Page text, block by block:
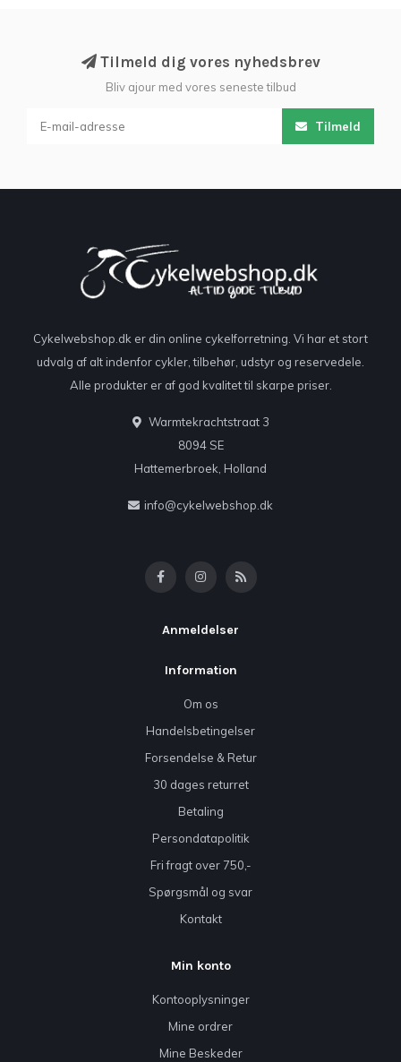
Tilmeld dig vores nyhedsbrev
Bliv ajour med vores seneste tilbud
Tilmeld
Cykelwebshop.dk er din online cykelforretning. Vi har et stort
udvalg af alt indenfor cykler, tilbehør, udstyr og reservedele.
Alle produkter er af god kvalitet til skarpe priser.
Warmtekrachtstraat 3
8094 SE
Hattemerbroek, Holland
info@cykelwebshop.dk
Anmeldelser
Information
Om os
Handelsbetingelser
Forsendelse & Retur
30 dages returret
Betaling
Persondatapolitik
Fri fragt over 750,-
Spørgsmål og svar
Kontakt
Min konto
Kontooplysninger
Mine ordrer
Mine Beskeder